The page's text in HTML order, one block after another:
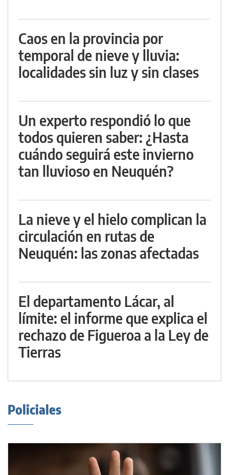
Caos en la provincia por
temporal de nieve y lluvia:
localidades sin luz y sin clases
Un experto respondió lo que
todos quieren saber: ¿Hasta
cuándo seguirá este invierno
tan lluvioso en Neuquén?
La nieve y el hielo complican la
circulación en rutas de
Neuquén: las zonas afectadas
El departamento Lácar, al
límite: el informe que explica el
rechazo de Figueroa a la Ley de
Tierras
Policiales